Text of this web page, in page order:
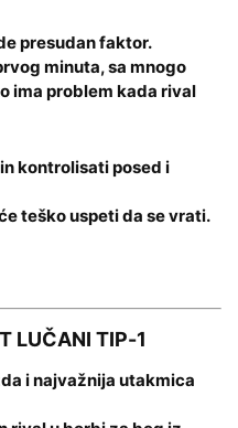
presudan faktor.
minuta, sa mnogo
ima problem kada rival
kontrolisati posed i
teško uspeti da se vrati.
LUČANI TIP-1
i najvažnija utakmica